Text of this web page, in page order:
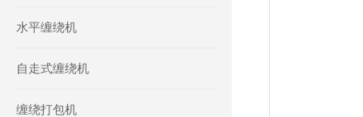
水平缠绕机
自走式缠绕机
缠绕打包机